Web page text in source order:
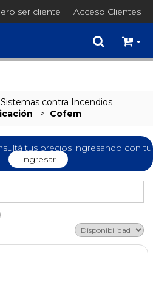
'Ã©','é')
ser cliente | Acceso Clientes
Sistemas contra Incendios
> Cofem
tus precios ingresando con tu
Ingresar